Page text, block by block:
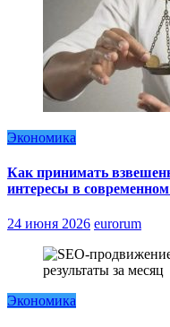
Экономика
Как принимать
интересы в
24 июня 2026 eurorum
Экономика